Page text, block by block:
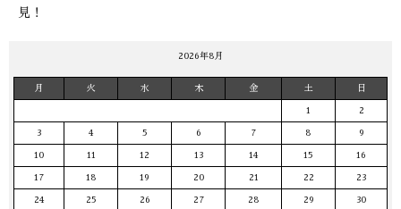
見！
2026年8月
月 火 水 木 金 土 日
1 2
3 4 5 6 7 8 9
10 11 12 13 14 15 16
17 18 19 20 21 22 23
24 25 26 27 28 29 30